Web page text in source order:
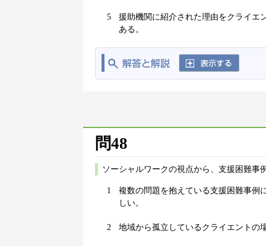
5
援助機関に紹介された理由をクライエ
ある。
問48
ソーシャルワークの視点から、支援困難事
1
複数の問題を抱えている支援困難事例
しい。
2 地域から孤立しているクライエントの